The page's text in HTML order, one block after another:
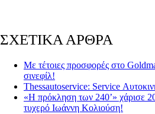
ΣΧΕΤΙΚΑ ΑΡΘΡΑ
Με τέτοιες προσφορές στο
σινεφίλ!
Thessautoservice: Service
«Η πρόκληση των 240’» χάρισε
τυχερό Ιωάννη Κολιούση!